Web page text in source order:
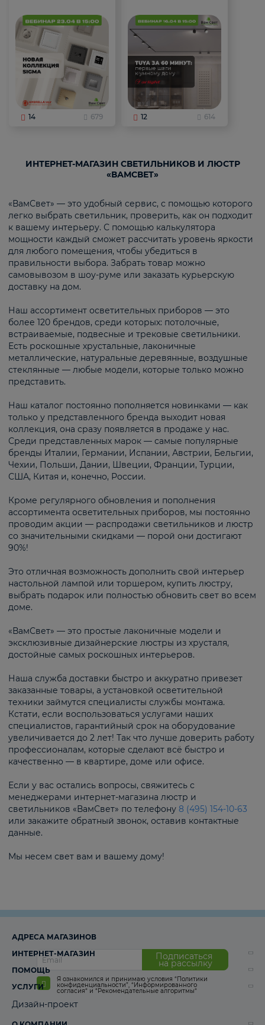
14 679 12 614
ИНТЕРНЕТ-МАГАЗИН СВЕТИЛЬНИКОВ И ЛЮСТР
«ВАМСВЕТ»
«ВамСвет» — это удобный сервис, с помощью которого
легко выбрать светильник, проверить, как он подходит
к вашему интерьеру. С помощью калькулятора
мощности каждый сможет рассчитать уровень яркости
для любого помещения, чтобы убедиться в
правильности выбора. Забрать товар можно
самовывозом в шоу-руме или заказать курьерскую
доставку на дом.
Наш ассортимент осветительных приборов — это
более 120 брендов, среди которых: потолочные,
встраиваемые, подвесные и трековые светильники.
Есть роскошные хрустальные, лаконичные
металлические, натуральные деревянные, воздушные
стеклянные — любые модели, которые только можно
представить.
Наш каталог постоянно пополняется новинками — как
только у представленного бренда выходит новая
коллекция, она сразу появляется в продаже у нас.
Среди представленных марок — самые популярные
бренды Италии, Германии, Испании, Австрии, Бельгии,
Чехии, Польши, Дании, Швеции, Франции, Турции,
США, Китая и, конечно, России.
Кроме регулярного обновления и пополнения
ассортимента осветительных приборов, мы постоянно
проводим акции — распродажи светильников и люстр
со значительными скидками — порой они достигают
90%!
Это отличная возможность дополнить свой интерьер
настольной лампой или торшером, купить люстру,
выбрать подарок или полностью обновить свет во всем
доме.
«ВамСвет» — это простые лаконичные модели и
эксклюзивные дизайнерские люстры из хрусталя,
достойные самых роскошных интерьеров.
Наша служба доставки быстро и аккуратно привезет
заказанные товары, а установкой осветительной
техники займутся специалисты службы монтажа.
Кстати, если воспользоваться услугами наших
специалистов, гарантийный срок на оборудование
увеличивается до 2 лет! Так что лучше доверить работу
профессионалам, которые сделают всё быстро и
качественно — в квартире, доме или офисе.
Если у вас остались вопросы, свяжитесь с
менеджерами интернет-магазина люстр и
светильников «ВамСвет» по телефону 8 (495) 154-10-63
или закажите обратный звонок, оставив контактные
данные.
Мы несем свет вам и вашему дому!
Подписаться
на рассылку
Я ознакомился и принимаю условия “Политики
конфиденциальности”, “Информированного
согласия“ и “Рекомендательные алгоритмы“
АДРЕСА МАГАЗИНОВ
ИНТЕРНЕТ-МАГАЗИН
ПОМОЩЬ
УСЛУГИ
Дизайн-проект